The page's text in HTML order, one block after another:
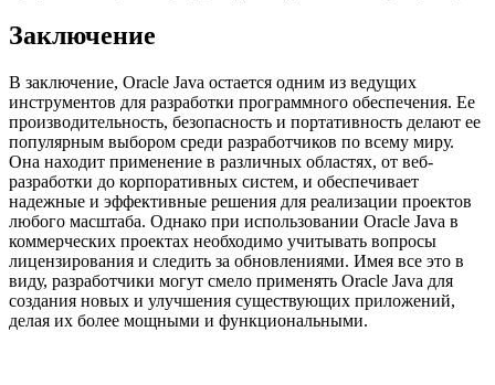
Заключение
В заключение, Oracle Java остается одним из ведущих
инструментов для разработки программного обеспечения. Ее
производительность, безопасность и портативность делают ее
популярным выбором среди разработчиков по всему миру.
Она находит применение в различных областях, от веб-
разработки до корпоративных систем, и обеспечивает
надежные и эффективные решения для реализации проектов
любого масштаба. Однако при использовании Oracle Java в
коммерческих проектах необходимо учитывать вопросы
лицензирования и следить за обновлениями. Имея все это в
виду, разработчики могут смело применять Oracle Java для
создания новых и улучшения существующих приложений,
делая их более мощными и функциональными.